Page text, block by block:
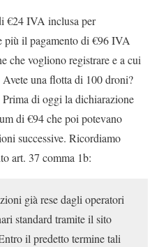
€24 IVA inclusa per
più il pagamento di €96 IVA
che vogliono registrare e a cui
una flotta di 100 droni?
di oggi la dichiarazione
di €94 che poi potevano
successive. Ricordiamo
art. 37 comma 1b:
già rese dagli operatori
standard tramite il sito
il predetto termine tali